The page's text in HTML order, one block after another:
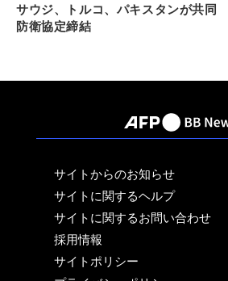
サウジ、トルコ、パキスタンが共同
防衛協定締結
サイトからのお知らせ
サイトに関するヘルプ
サイトに関するお問い合わせ
採用情報
サイトポリシー